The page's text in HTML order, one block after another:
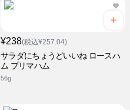
¥238(税込¥257.04)
サラダにちょうどいいね ロースハ
ム プリマハム
56g